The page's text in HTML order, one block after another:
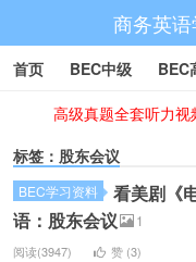
商务英
首页 BEC中级 BEC
BEC阅读 BEC词汇
高级真题全套听力视
标签：股东会议
BEC学习资料
看美剧《
语：股东会议
1
阅读(3947) 赞 (3)